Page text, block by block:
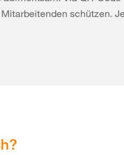
schützen.